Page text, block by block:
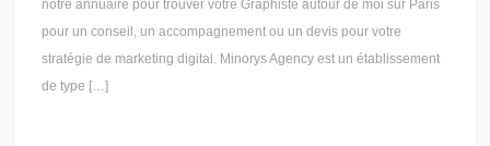
notre annuaire pour trouver votre Graphiste autour de moi sur Paris
pour un conseil, un accompagnement ou un devis pour votre
stratégie de marketing digital. Minorys Agency est un établissement
de type […]